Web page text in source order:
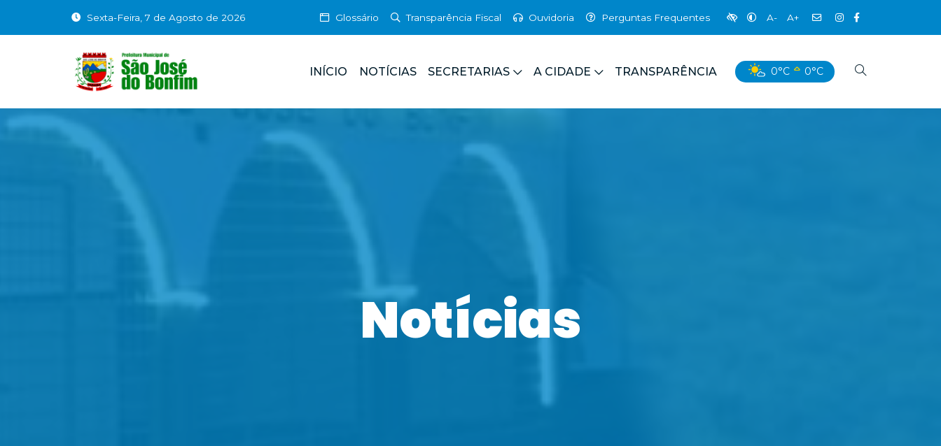
Sexta-Feira, 7 de Agosto de 2026 Glossário Transparência Fiscal Ouvidoria Perguntas Frequentes A- A+
INÍCIO NOTÍCIAS SECRETARIAS A CIDADE TRANSPARÊNCIA 0°C 0°C
Notícias